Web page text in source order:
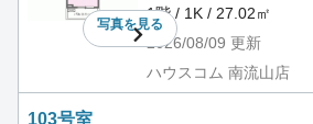
写真を見る
1階 / 1K / 27.02㎡
2026/08/09 更新
ハウスコム 南流山店
103号室